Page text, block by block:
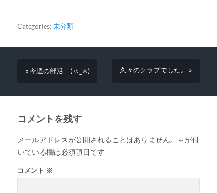
Categories: 未分類
« 今週の部活 ( ⊙‿⊙) 久々のクラブでした。 »
コメントを残す
メールアドレスが公開されることはありません。 ※ が付
いている欄は必須項目です
コメント ※